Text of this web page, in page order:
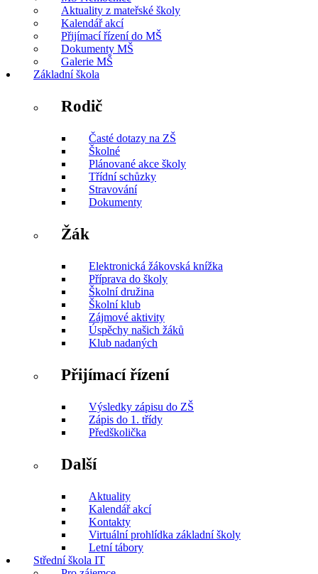
Aktuality z mateřské školy
Kalendář akcí
Přijímací řízení do MŠ
Dokumenty MŠ
Galerie MŠ
Základní škola
Rodič
Časté dotazy na ZŠ
Školné
Plánované akce školy
Třídní schůzky
Stravování
Dokumenty
Žák
Elektronická žákovská knížka
Příprava do školy
Školní družina
Školní klub
Zájmové aktivity
Úspěchy našich žáků
Klub nadaných
Přijímací řízení
Výsledky zápisu do ZŠ
Zápis do 1. třídy
Předškolička
Další
Aktuality
Kalendář akcí
Kontakty
Virtuální prohlídka základní školy
Letní tábory
Střední škola IT